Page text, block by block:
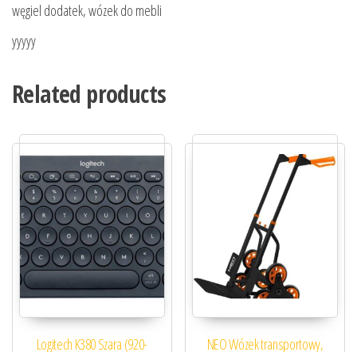
węgiel dodatek, wózek do mebli
yyyyy
Related products
Logitech K380 Szara (920- NEO Wózek transportowy,